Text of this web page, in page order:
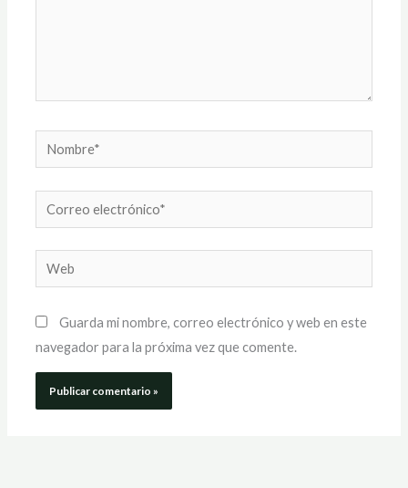
Nombre*
Correo
electrónico*
Web
Guarda mi nombre, correo electrónico y web en este
navegador para la próxima vez que comente.